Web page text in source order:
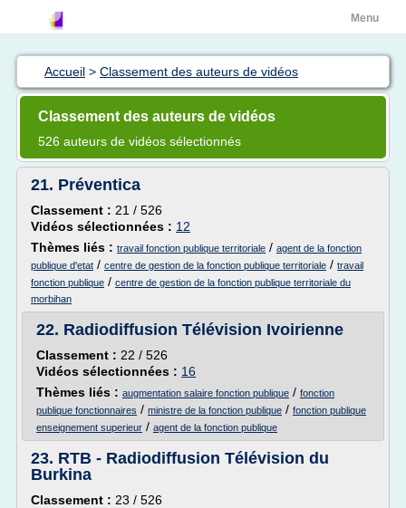
Menu
Accueil > Classement des auteurs de vidéos
Classement des auteurs de vidéos
526 auteurs de vidéos sélectionnés
21. Préventica
Classement : 21 / 526
Vidéos sélectionnées : 12
Thèmes liés : travail fonction publique territoriale / agent de la fonction
publique d'etat / centre de gestion de la fonction publique territoriale / travail
fonction publique / centre de gestion de la fonction publique territoriale du
morbihan
22. Radiodiffusion Télévision Ivoirienne
Classement : 22 / 526
Vidéos sélectionnées : 16
Thèmes liés : augmentation salaire fonction publique / fonction
publique fonctionnaires / ministre de la fonction publique / fonction publique
enseignement superieur / agent de la fonction publique
23. RTB - Radiodiffusion Télévision du
Burkina
Classement : 23 / 526